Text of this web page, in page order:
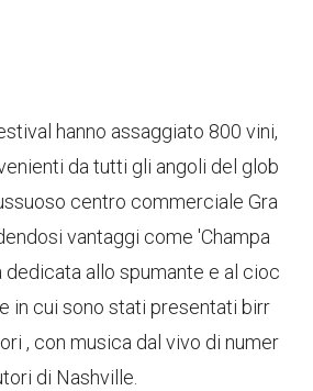
hanno assaggiato 800 vini,
da tutti gli angoli del glob
centro commerciale Gra
vantaggi come 'Champa
dedicata allo spumante e al cioc
in cui sono stati presentati birr
, con musica dal vivo di numer
di Nashville.